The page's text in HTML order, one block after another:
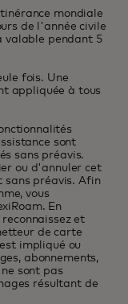
mondiale
de l'année civile
valable pendant 5
fois. Une
appliquée à tous
sont
sans préavis.
ou d'annuler cet
préavis. Afin
vous
En
et
de carte
impliqué ou
abonnements,
sont pas
résultant de